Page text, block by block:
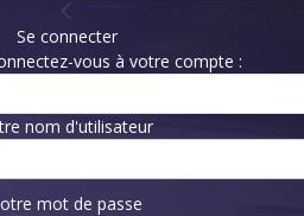
Se connecter
vous à votre compte :
nom d'utilisateur
mot de passe